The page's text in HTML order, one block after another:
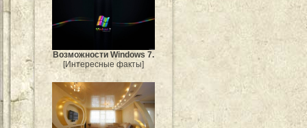
Возможности Windows 7.
[Интересные факты]